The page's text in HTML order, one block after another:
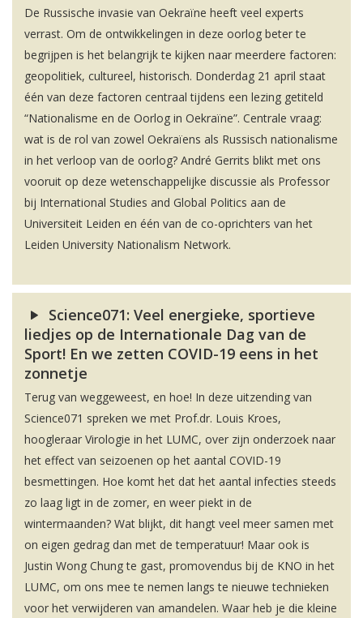
De Russische invasie van Oekraïne heeft veel experts
verrast. Om de ontwikkelingen in deze oorlog beter te
begrijpen is het belangrijk te kijken naar meerdere factoren:
geopolitiek, cultureel, historisch. Donderdag 21 april staat
één van deze factoren centraal tijdens een lezing getiteld
“Nationalisme en de Oorlog in Oekraïne”. Centrale vraag:
wat is de rol van zowel Oekraïens als Russisch nationalisme
in het verloop van de oorlog? André Gerrits blikt met ons
vooruit op deze wetenschappelijke discussie als Professor
bij International Studies and Global Politics aan de
Universiteit Leiden en één van de co-oprichters van het
Leiden University Nationalism Network.
Science071: Veel energieke, sportieve
liedjes op de Internationale Dag van de
Sport! En we zetten COVID-19 eens in het
zonnetje
Terug van weggeweest, en hoe! In deze uitzending van
Science071 spreken we met Prof.dr. Louis Kroes,
hoogleraar Virologie in het LUMC, over zijn onderzoek naar
het effect van seizoenen op het aantal COVID-19
besmettingen. Hoe komt het dat het aantal infecties steeds
zo laag ligt in de zomer, en weer piekt in de
wintermaanden? Wat blijkt, dit hangt veel meer samen met
on eigen gedrag dan met de temperatuur! Maar ook is
Justin Wong Chung te gast, promovendus bij de KNO in het
LUMC, om ons mee te nemen langs te nieuwe technieken
voor het verwijderen van amandelen. Waar heb je die kleine